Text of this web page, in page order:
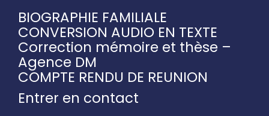
BIOGRAPHIE FAMILIALE
CONVERSION AUDIO EN TEXTE
Correction mémoire et thèse –
Agence DM
COMPTE RENDU DE REUNION
Entrer en contact